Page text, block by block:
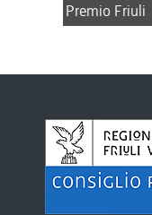
Premio Friuli